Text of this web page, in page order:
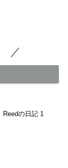
Reedの日記 1